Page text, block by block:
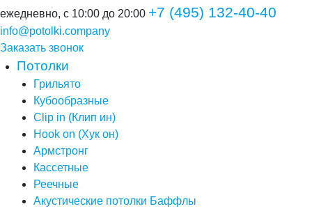
ежедневно, с 10:00 до 20:00 +7 (495) 132-40-40
info@potolki.company
Заказать звонок
Потолки
Грильято
Кубообразные
Clip in (Клип ин)
Hook on (Хук он)
Армстронг
Кассетные
Реечные
Акустические потолки Баффлы